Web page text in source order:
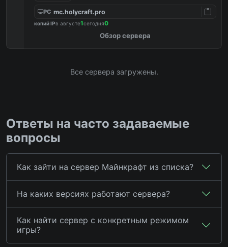
PC mc.holycraft.pro
копий IPв августе1сегодня0
Обзор сервера
Все сервера загружены.
Ответы на часто задаваемые
вопросы
Как зайти на сервер Майнкрафт из списка?
На каких версиях работают сервера?
Как найти сервер с конкретным режимом
игры?